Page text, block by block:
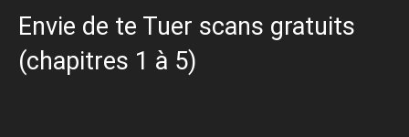
Envie de te Tuer scans gratuits
(chapitres 1 à 5)